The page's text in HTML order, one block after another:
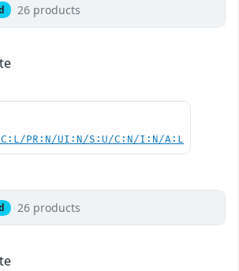
26 products
PR:N/UI:N/S:U/C:N/I:N/A:L
26 products